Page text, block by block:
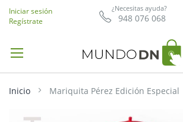
¿Necesitas ayuda?
948 076 068
Iniciar sesión
Regístrate
Inicio Mariquita Pérez Edición Especial